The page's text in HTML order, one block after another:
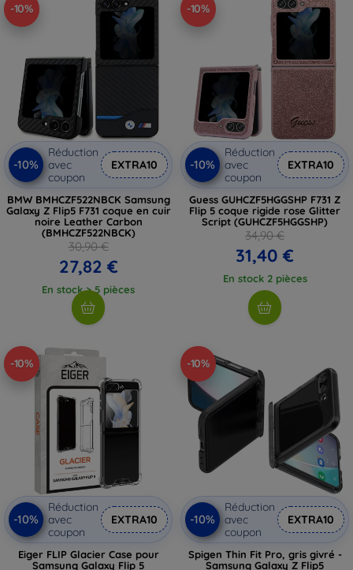
-10%
-10%
Réduction
avec
coupon
EXTRA10
BMW BMHCZF522NBCK Samsung
Galaxy Z Flip5 F731 coque en cuir
noire Leather Carbon
(BMHCZF522NBCK)
30,90 €
27,82 €
En stock > 5 pièces
-10%
-10%
Réduction
avec
coupon
EXTRA10
Guess GUHCZF5HGGSHP F731 Z
Flip 5 coque rigide rose Glitter
Script (GUHCZF5HGGSHP)
34,90 €
31,40 €
En stock 2 pièces
-10%
-10%
Réduction
avec
coupon
EXTRA10
Eiger FLIP Glacier Case pour
Samsung Galaxy Flip 5
-10%
-10%
Réduction
avec
coupon
EXTRA10
Spigen Thin Fit Pro, gris givré -
Samsung Galaxy Z Flip5